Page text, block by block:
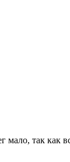
мало, так как